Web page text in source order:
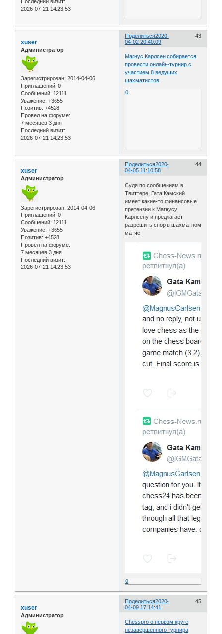
Последний визит:
2026-07-21 14:23:53
Поделиться 43
2020-
04-02 20:40:09
xuser
Администратор
Зарегистрирован: 2014-04-06
Приглашений: 0
Сообщений: 12111
Уважение: +3655
Позитив: +4528
Провел на форуме:
7 месяцев 3 дня
Последний визит:
2026-07-21 14:23:53
Магнус Карлсен собирается
провести онлайн-турнир с
участием 8 ведущих
шахматистов
0
Поделиться 44
2020-
04-05 11:10:58
xuser
Администратор
Зарегистрирован: 2014-04-06
Приглашений: 0
Сообщений: 12111
Уважение: +3655
Позитив: +4528
Провел на форуме:
7 месяцев 3 дня
Последний визит:
2026-07-21 14:23:53
Судя по сообщениям в
Твиттере, Гата Камский
имеет какие-то финансовые
претензии к Магнусу
Карлсену и предлагает
разрешить спор в шахматном
матче
0
Поделиться 45
2020-
04-09 17:14:41
xuser
Администратор
Chesspro о первом круге
незавершенного турнира